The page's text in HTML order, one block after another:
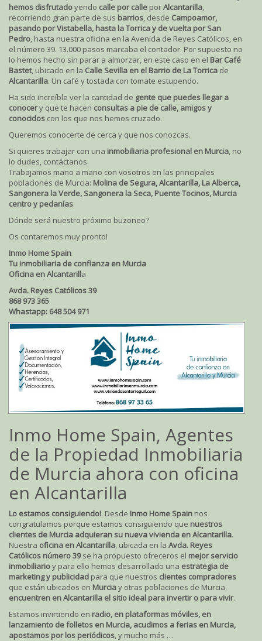
hemos disfrutadoyendo calle por calle porAlcantarilla,
recorriendo gran parte de sus barrios, desde Campoamor,
pasando por Vistabella, hasta la Torrica y de vuelta por San
Pedro, hasta nuestra oficina en la Avenida de Reyes Católicos, en
el número 39. 13.000 pasos marcaba el contador. Por supuesto no
lo hemos hecho sin parar a almorzar, en este caso en el Bar Café
Bastet, ubicado en la Calle Sevilla en el Barrio de La Torrica de
Alcantarilla. Un café y tostada con tomate estupendo.
Ha sido increíble ver la cantidad de gente que puedes llegar a
conocery que te hacen consultas a pie de calle, amigos y
conocidos con los que nos hemos cruzado.
Queremos conocerte de cerca y que nos conozcas.
Si quieres trabajar con una inmobiliaria profesional en Murcia, no
lo dudes, contáctanos.
Trabajamos mano a mano con vosotros en las principales
poblaciones de Murcia: Molina de Segura, Alcantarilla, La Alberca,
Sangonera la Verde, Sangonera la Seca, Puente Tocinos, Murcia
centro y pedanías.
Dónde será nuestro próximo buzoneo?
Os contaremos muy pronto!
Inmo Home Spain
Tu inmobiliaria de confianza en Murcia
Oficina en Alcantarilla
Avda. Reyes Católicos 39
868 973 365
Whastapp: 648 504 971
Inmo Home Spain, Agentes
de la Propiedad Inmobiliaria
de Murcia ahora con oficina
en Alcantarilla
Lo estamos consiguiendo!. Desde Inmo Home Spain nos
congratulamos porque estamos consiguiendo que nuestros
clientes de Murcia adquieran su nueva vivienda en Alcantarilla.
Nuestra oficina en Alcantarilla , ubicada en la Avda. Reyes
Católicos número 39se ha propuesto ofreceros el mejor servicio
inmobiliarioy para ello hemos desarrollado una estrategia de
marketing y publicidad para que nuestros clientes compradores
que están ubicados en Murciay otras poblaciones de Murcia,
encuentren en Alcantarilla el sitio ideal para invertir o para vivir.
Estamos invirtiendo en radio, en plataformas móviles, en
lanzamiento de folletos en Murcia, acudimos a ferias en Murcia,
apostamos por los periódicos , y mucho más …